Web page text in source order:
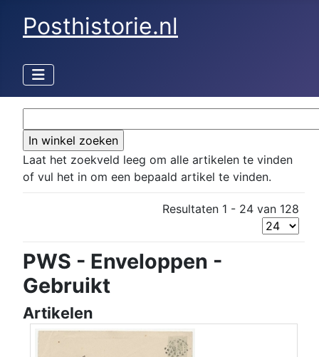
Posthistorie.nl
Laat het zoekveld leeg om alle artikelen te vinden
of vul het in om een bepaald artikel te vinden.
Resultaten 1 - 24 van 128
PWS - Enveloppen -
Gebruikt
Artikelen